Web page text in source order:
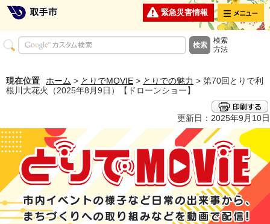
緊急災害情報 メニュー
検索
方法
現在位置 ホーム > とりでMOVIE > とりでの魅力 > 第70回とりで利
根川大花火（2025年8月9日）【ドローンショー】
更新日：2025年9月10日
とりでMOVIE 市内イベントの様子など日常の出来事から、まちづくり
への取り組みなどを動画で配信！